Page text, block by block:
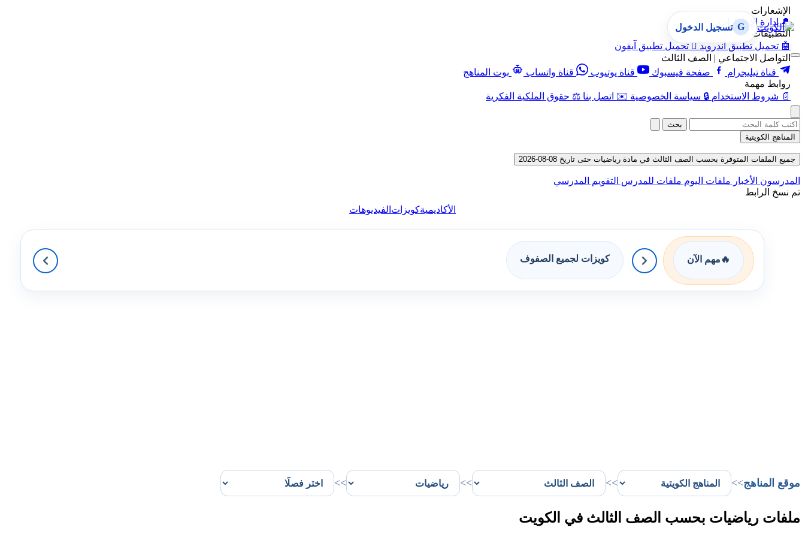
الإشعارات
🔔 إدارة الإشعارات
التطبيقات
🤖 تحميل تطبيق أندرويد  تحميل تطبيق آيفون
التواصل الاجتماعي | الصف الثالث
قناة تيليجرام
صفحة فيسبوك قناة يوتيوب قناة واتساب
بوت المناهج
روابط مهمة
📄 شروط الاستخدام 🔒 سياسة الخصوصية ✉️ اتصل بنا ⚖️ حقوق الملكية الفكرية
G تسجيل الدخول
بحث
المناهج الكويتية
جميع الملفات المتوفرة بحسب الصف الثالث في مادة رياضيات حتى تاريخ 08-08-2026
المدرسون الأخبار ملفات اليوم ملفات للمدرس التقويم المدرسي
تم نسخ الرابط
الأكاديميةكويزات الفيديوهات
🔥 مهم الآن كويزات لجميع الصفوف
موقع المناهج>>
>>
>>
>>
ملفات رياضيات بحسب الصف الثالث في الكويت